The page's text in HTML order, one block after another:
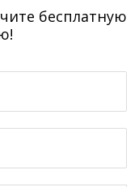
бесплатную